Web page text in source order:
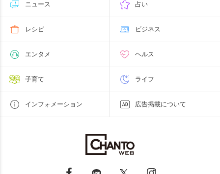
ニュース 占い
レシピ ビジネス
エンタメ ヘルス
子育て ライフ
インフォメーション 広告掲載について